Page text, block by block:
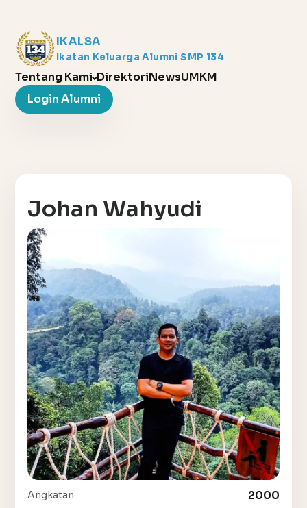
IKALSA
Ikatan Keluarga Alumni SMP 134
Tentang Kami DirektoriNewsUMKM
Login Alumni
Johan Wahyudi
Angkatan 2000